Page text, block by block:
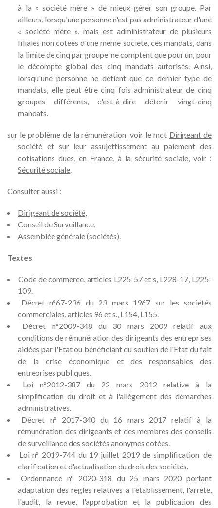
à la « société mère » de mieux gérer son groupe. Par
ailleurs, lorsqu'une personne n'est pas administrateur d'une
« société mère », mais est administrateur de plusieurs
filiales non cotées d'une même société, ces mandats, dans
la limite de cinq par groupe, ne comptent que pour un, pour
le décompte global des cinq mandats autorisés. Ainsi,
lorsqu'une personne ne détient que ce dernier type de
mandats, elle peut être cinq fois administrateur de cinq
groupes différents, c'est-à-dire détenir vingt-cinq
mandats.
sur le problème de la rémunération, voir le mot Dirigeant de
société et sur leur assujettissement au paiement des
cotisations dues, en France, à la sécurité sociale, voir :
Sécurité sociale.
Consulter aussi :
Dirigeant de société,
Conseil de Surveillance,
Assemblée générale (sociétés).
Textes
Code de commerce, articles L225-57 et s, L228-17, L225-
109.
Décret n°67-236 du 23 mars 1967 sur les sociétés
commerciales, articles 96 et s., L154, L155.
Décret n°2009-348 du 30 mars 2009 relatif aux
conditions de rémunération des dirigeants des entreprises
aidées par l'Etat ou bénéficiant du soutien de l'Etat du fait
de la crise économique et des responsables des
entreprises publiques.
Loi n°2012-387 du 22 mars 2012 relative à la
simplification du droit et à l'allégement des démarches
administratives.
Décret n° 2017-340 du 16 mars 2017 relatif à la
rémunération des dirigeants et des membres des conseils
de surveillance des sociétés anonymes cotées.
Loi n° 2019-744 du 19 juillet 2019 de simplification, de
clarification et d'actualisation du droit des sociétés.
Ordonnance n° 2020-318 du 25 mars 2020 portant
adaptation des règles relatives à l'établissement, l'arrêté,
l'audit, la revue, l'approbation et la publication des